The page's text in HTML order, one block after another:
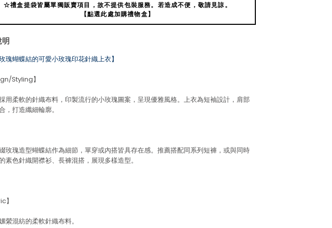
☆禮盒提袋皆屬單獨販賣項目，故不提供包裝服務。若造成不便，敬請見諒。
【點選此處加購禮物盒】
瑰蝴蝶結的可愛小玫瑰印花針織上衣】
Styling】
用柔軟的針織布料，印製流行的小玫瑰圖案，呈現優雅風格。上衣為短袖設計，肩部
，打造纖細輪廓。
玫瑰造型蝴蝶結作為細節，單穿或內搭皆具存在感。推薦搭配同系列短褲，或與同時
素色針織開襟衫、長褲混搭，展現多樣造型。
】
縈混紡的柔軟針織布料。